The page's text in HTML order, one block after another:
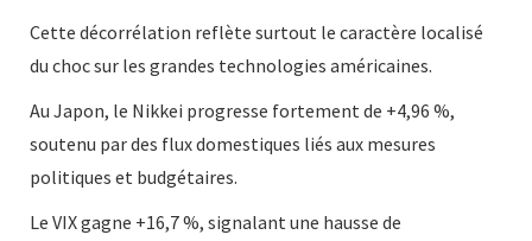
Cette décorrélation reflète surtout le caractère localisé
du choc sur les grandes technologies américaines.
Au Japon, le Nikkei progresse fortement de +4,96 %,
soutenu par des flux domestiques liés aux mesures
politiques et budgétaires.
Le VIX gagne +16,7 %, signalant une hausse de